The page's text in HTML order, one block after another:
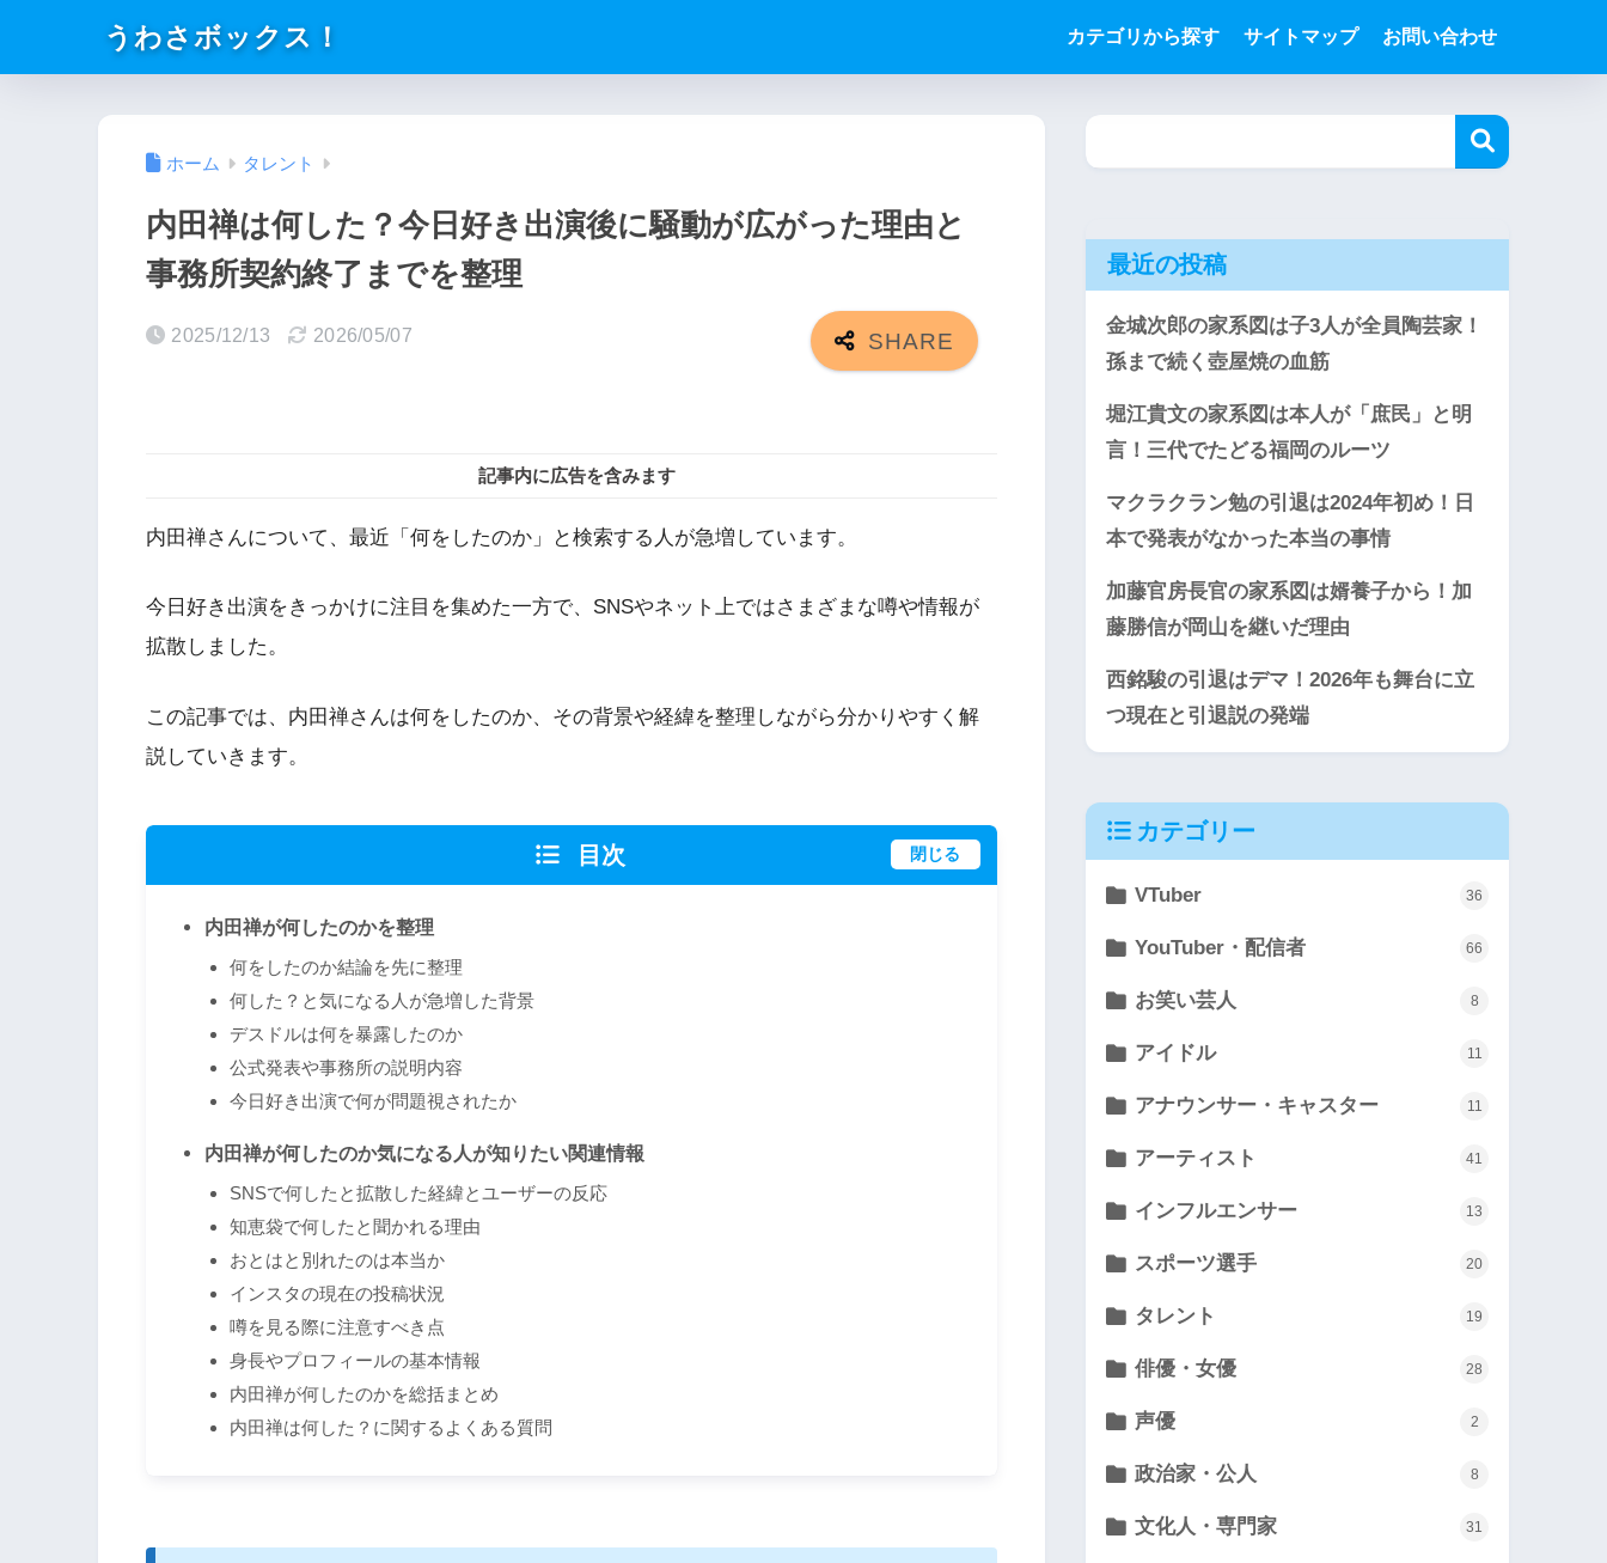
うわさボックス！ カテゴリから探す サイトマップ お問い合わせ
ホーム タレント
内田禅は何した？今日好き出演後に騒動が広がった理由と
事務所契約終了までを整理
2025/12/13 2026/05/07
記事内に広告を含みます
内田禅さんについて、最近「何をしたのか」と検索する人が急増しています。
今日好き出演をきっかけに注目を集めた一方で、SNSやネット上ではさまざまな噂や情報が
拡散しました。
この記事では、内田禅さんは何をしたのか、その背景や経緯を整理しながら分かりやすく解
説していきます。
目次 閉じる
内田禅が何したのかを整理
何をしたのか結論を先に整理
何した？と気になる人が急増した背景
デスドルは何を暴露したのか
公式発表や事務所の説明内容
今日好き出演で何が問題視されたか
内田禅が何したのか気になる人が知りたい関連情報
SNSで何したと拡散した経緯とユーザーの反応
知恵袋で何したと聞かれる理由
おとはと別れたのは本当か
インスタの現在の投稿状況
噂を見る際に注意すべき点
身長やプロフィールの基本情報
内田禅が何したのかを総括まとめ
内田禅は何した？に関するよくある質問
最近の投稿
金城次郎の家系図は子3人が全員陶芸家！
孫まで続く壺屋焼の血筋
堀江貴文の家系図は本人が「庶民」と明
言！三代でたどる福岡のルーツ
マクラクラン勉の引退は2024年初め！日
本で発表がなかった本当の事情
加藤官房長官の家系図は婿養子から！加
藤勝信が岡山を継いだ理由
西銘駿の引退はデマ！2026年も舞台に立
つ現在と引退説の発端
カテゴリー
VTuber 36
YouTuber・配信者 66
お笑い芸人 8
アイドル 11
アナウンサー・キャスター 11
アーティスト 41
インフルエンサー 13
スポーツ選手 20
タレント 19
俳優・女優 28
声優 2
政治家・公人 8
文化人・専門家 31